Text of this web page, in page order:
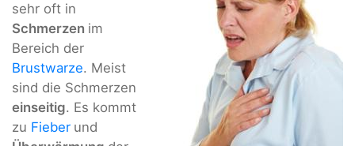
sehr oft in
Schmerzen im
Bereich der
Brustwarze. Meist
sind die Schmerzen
einseitig. Es kommt
zu Fieber und